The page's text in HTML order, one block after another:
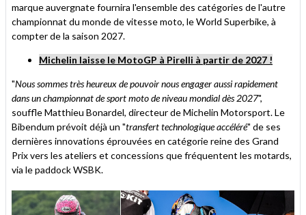
marque auvergnate fournira l'ensemble des catégories de l'autre
championnat du monde de vitesse moto, le World Superbike, à
compter de la saison 2027.
Michelin laisse le MotoGP à Pirelli à partir de 2027 !
"Nous sommes très heureux de pouvoir nous engager aussi rapidement
dans un championnat de sport moto de niveau mondial dès 2027",
souffle Matthieu Bonardel, directeur de Michelin Motorsport. Le
Bibendum prévoit déjà un "transfert technologique accéléré" de ses
dernières innovations éprouvées en catégorie reine des Grand
Prix vers les ateliers et concessions que fréquentent les motards,
via le paddock WSBK.